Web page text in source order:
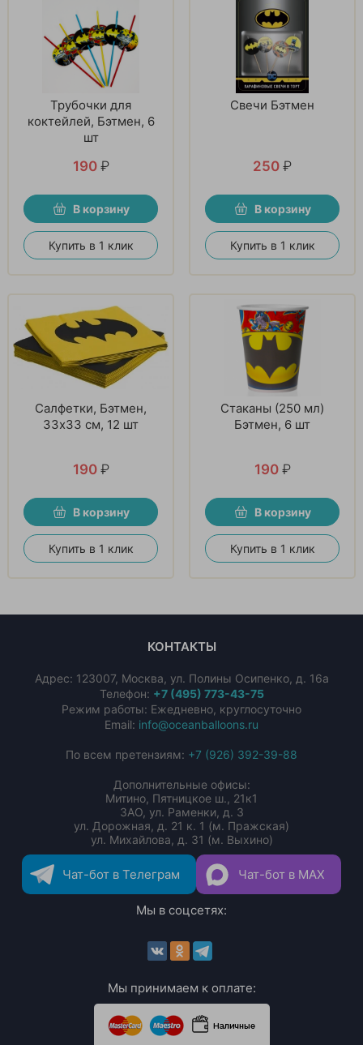
Трубочки для
коктейлей, Бэтмен, 6
шт
190 ₽
В корзину
Купить в 1 клик
Свечи Бэтмен
250 ₽
В корзину
Купить в 1 клик
Салфетки, Бэтмен,
33х33 см, 12 шт
190 ₽
В корзину
Купить в 1 клик
Стаканы (250 мл)
Бэтмен, 6 шт
190 ₽
В корзину
Купить в 1 клик
КОНТАКТЫ
Адрес: 123007, Москва, ул. Полины Осипенко, д. 16а
Телефон: +7 (495) 773-43-75
Режим работы: Ежедневно, круглосуточно
Email: info@oceanballoons.ru
По всем претензиям: +7 (926) 392-39-88
Дополнительные офисы:
Митино, Пятницкое ш., 21к1
ЗАО, ул. Раменки, д. 3
ул. Дорожная, д. 21 к. 1 (м. Пражская)
ул. Михайлова, д. 31 (м. Выхино)
Чат-бот в Телеграм Чат-бот в MAX
Мы в соцсетях:
Мы принимаем к оплате: